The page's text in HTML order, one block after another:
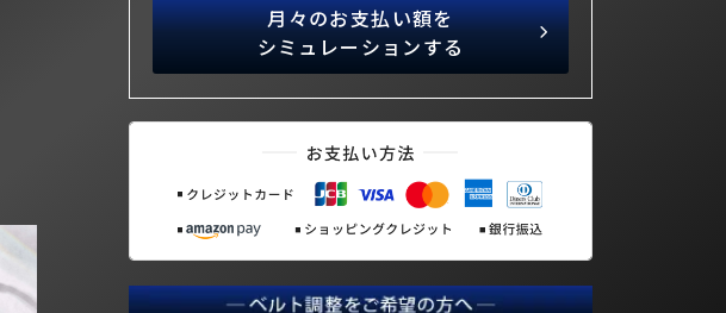
月々のお支払い額を
シミュレーションする